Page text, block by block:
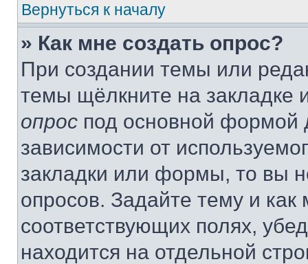
Вернуться к началу
» Как мне создать опрос?
При создании темы или
темы щёлкните на
опрос под основной формой
зависимости от
закладки или формы, то вы
опросов. Задайте тему и
соответствующих полях,
находится на отдельной